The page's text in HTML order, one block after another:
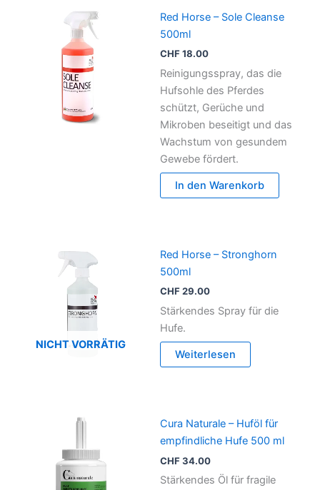
Red Horse – Sole Cleanse
500ml
CHF18.00
Reinigungsspray, das die
Hufsohle des Pferdes
schützt, Gerüche und
Mikroben beseitigt und das
Wachstum von gesundem
Gewebe fördert.
In den Warenkorb
NICHT VORRÄTIG
Red Horse – Stronghorn
500ml
CHF29.00
Stärkendes Spray für die
Hufe.
Weiterlesen
Cura Naturale – Huföl für
empfindliche Hufe 500 ml
CHF34.00
Stärkendes Öl für fragile